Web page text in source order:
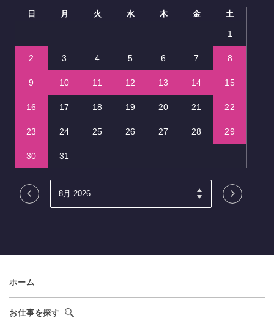
日 月 火 水 木 金 土
1
2 3 4 5 6 7 8
9 10 11 12 13 14 15
16 17 18 19 20 21 22
23 24 25 26 27 28 29
30 31
ホーム
お仕事を探す